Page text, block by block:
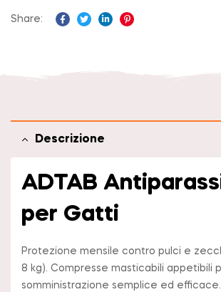
Share:
Descrizione
ADTAB
per Gatti
Protezione mensile contro pulci e
8 kg). Compresse masticabili appetibili
somministrazione semplice ed efficace.